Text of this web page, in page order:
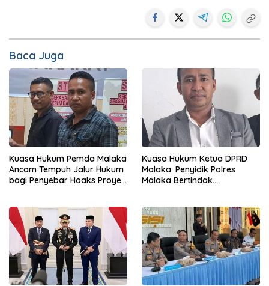
Baca Juga
Kuasa Hukum Pemda Malaka
Ancam Tempuh Jalur Hukum
bagi Penyebar Hoaks Proyek
Kuasa Hukum Ketua DPRD
Malaka: Penyidik Polres
Malaka Bertindak